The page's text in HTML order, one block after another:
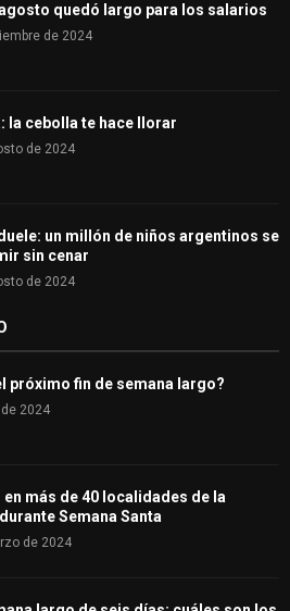
quedó largo para los salarios
de 2024
la cebolla te hace llorar
de 2024
un millón de niños argentinos se
sin cenar
de 2024
próximo fin de semana largo?
2024
en más de 40 localidades de la
Semana Santa
de 2024